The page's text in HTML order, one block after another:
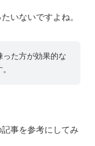
いないですよね。
った方が効果的な
事を参考にしてみ